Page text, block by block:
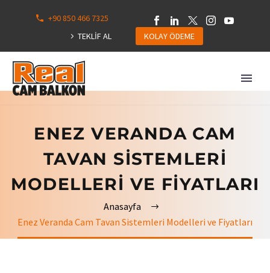
+90 850 466 7325
TEKLİF AL
KOLAY ÖDEME
ENEZ VERANDA CAM
TAVAN SISTEMLERI
MODELLERI VE FIYATLARI
Anasayfa
Enez Veranda Cam Tavan Sistemleri Modelleri ve Fiyatları
113
Hepsini
Göster